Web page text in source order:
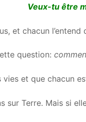
Veux-tu être
et chacun
question:
et que chacun
sur Terre. Mais si